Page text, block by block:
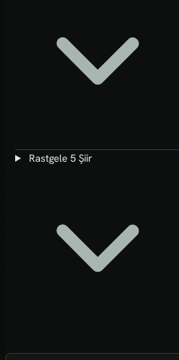
Rastgele 5 Şiir